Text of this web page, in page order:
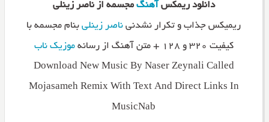
دانلود ریمکس آهنگمجسمه از ناصر زینلی
ریمیکس جذاب و تکرار نشدنی ناصر زینلیبنام مجسمه با
کیفیت ۳۲۰ و ۱۲۸ + متن آهنگ از رسانه
موزیک ناب
Download New Music By Naser Zeynali Called
Mojasameh Remix With Text And Direct Links In
MusicNab